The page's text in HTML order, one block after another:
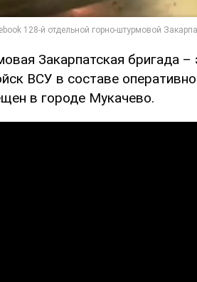
Закарпатская бригада –
ВСУ в составе
в городе Мукачево.